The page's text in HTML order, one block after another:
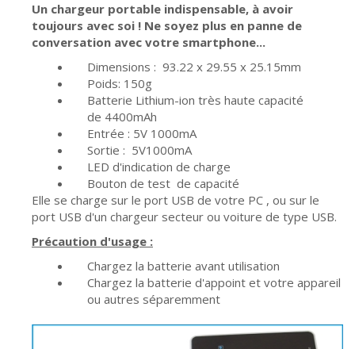
Un chargeur portable indispensable, à avoir
toujours avec soi ! Ne soyez plus en panne de
conversation avec votre smartphone...
Dimensions : 93.22 x 29.55 x 25.15mm
Poids: 150g
Batterie Lithium-ion très haute capacité
de 4400mAh
Entrée : 5V 1000mA
Sortie : 5V1000mA
LED d'indication de charge
Bouton de test de capacité
Elle se charge sur le port USB de votre PC , ou sur le
port USB d'un chargeur secteur ou voiture de type USB.
Précaution d'usage :
Chargez la batterie avant utilisation
Chargez la batterie d'appoint et votre appareil
ou autres séparemment